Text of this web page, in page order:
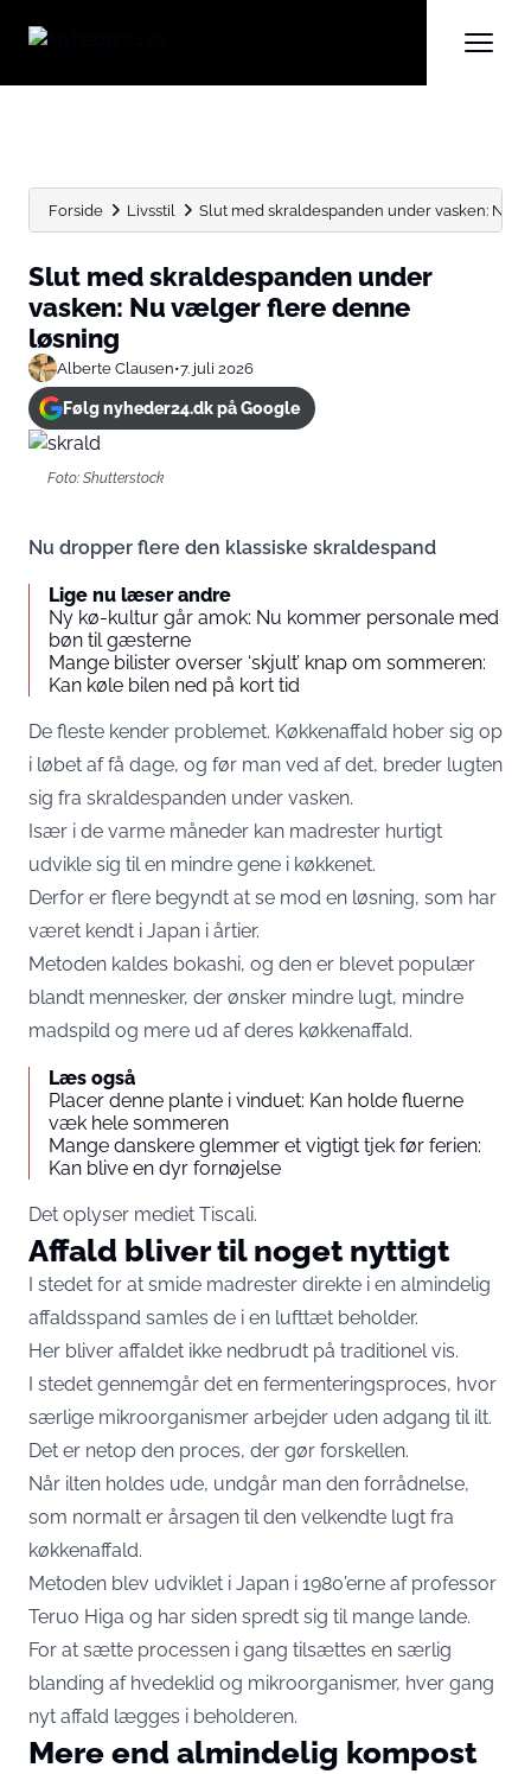
Forside Livsstil Slut med skraldespanden under vasken: Nu
Slut med skraldespanden under
vasken: Nu vælger flere denne
løsning
Alberte Clausen•7. juli 2026
Følg nyheder24.dk på Google
Foto: Shutterstock
Nu dropper flere den klassiske skraldespand
Lige nu læser andre
Ny kø-kultur går amok: Nu kommer personale med
bøn til gæsterne
Mange bilister overser ‘skjult’ knap om sommeren:
Kan køle bilen ned på kort tid
De fleste kender problemet. Køkkenaffald hober sig op
i løbet af få dage, og før man ved af det, breder lugten
sig fra skraldespanden under vasken.
Især i de varme måneder kan madrester hurtigt
udvikle sig til en mindre gene i køkkenet.
Derfor er flere begyndt at se mod en løsning, som har
været kendt i Japan i årtier.
Metoden kaldes bokashi, og den er blevet populær
blandt mennesker, der ønsker mindre lugt, mindre
madspild og mere ud af deres køkkenaffald.
Læs også
Placer denne plante i vinduet: Kan holde fluerne
væk hele sommeren
Mange danskere glemmer et vigtigt tjek før ferien:
Kan blive en dyr fornøjelse
Det oplyser mediet Tiscali.
Affald bliver til noget nyttigt
I stedet for at smide madrester direkte i en almindelig
affaldsspand samles de i en lufttæt beholder.
Her bliver affaldet ikke nedbrudt på traditionel vis.
I stedet gennemgår det en fermenteringsproces, hvor
særlige mikroorganismer arbejder uden adgang til ilt.
Det er netop den proces, der gør forskellen.
Når ilten holdes ude, undgår man den forrådnelse,
som normalt er årsagen til den velkendte lugt fra
køkkenaffald.
Metoden blev udviklet i Japan i 1980’erne af professor
Teruo Higa og har siden spredt sig til mange lande.
For at sætte processen i gang tilsættes en særlig
blanding af hvedeklid og mikroorganismer, hver gang
nyt affald lægges i beholderen.
Mere end almindelig kompost